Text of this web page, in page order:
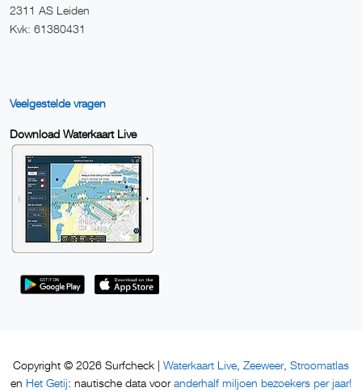
2311 AS Leiden
Kvk: 61380431
Veelgestelde vragen
Download Waterkaart Live
Copyright © 2026 Surfcheck | Waterkaart Live Zeeweer, Stroomatlas
en Het Getij: nautische data vooranderhalf miljoen bezoekers per jaar!